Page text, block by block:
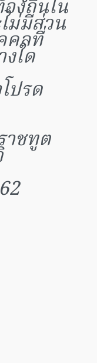
งถิ่นใน
ม่มีส่วน
คลที่
ใด
ปรด
าชทูต